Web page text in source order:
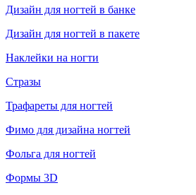
Дизайн для ногтей в банке
Дизайн для ногтей в пакете
Наклейки на ногти
Стразы
Трафареты для ногтей
Фимо для дизайна ногтей
Фольга для ногтей
Формы 3D